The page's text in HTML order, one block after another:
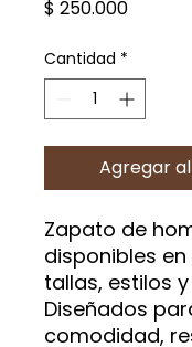
$ 250.000Precio
Cantidad *
Agregar
Zapato de
disponibles
tallas, estilos
Diseñados
comodidad,